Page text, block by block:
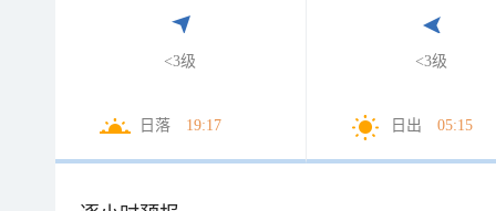
<3级
日落 19:17
<3级
日出 05:15